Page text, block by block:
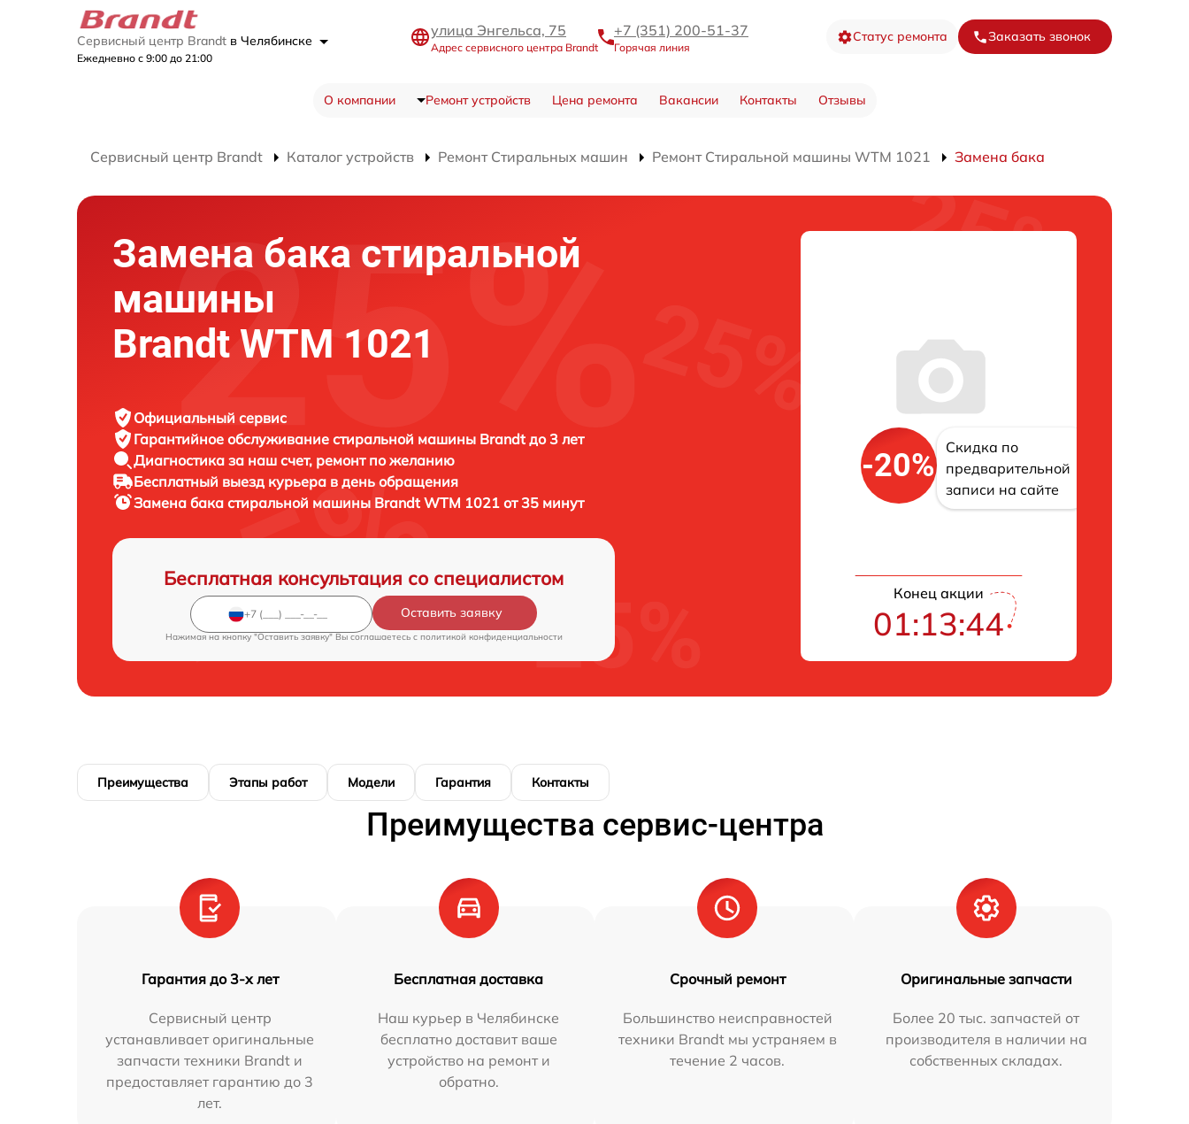
Сервисный центр Brandt в Челябинске
Ежедневно с 9:00 до 21:00
улица Энгельса, 75
Адрес сервисного центра Brandt
+7 (351) 200-51-37
Горячая линия
Статус ремонта Заказать звонок
О компании Ремонт устройств Цена ремонта Вакансии Контакты Отзывы
Сервисный центр Brandt Каталог устройств Ремонт Стиральных машин Ремонт Стиральной машины WTM 1021 Замена бака
Замена бака стиральной
машины
Brandt WTM 1021
Официальный сервис
Гарантийное обслуживание стиральной машины Brandt до 3 лет
Диагностика за наш счет, ремонт по желанию
Бесплатный выезд курьера в день обращения
Замена бака стиральной машины Brandt WTM 1021 от 35 минут
Бесплатная консультация со специалистом
Оставить заявку
Нажимая на кнопку "Оставить заявку" Вы соглашаетесь c политикой конфиденциальности
-20%
Скидка по
предварительной
записи на сайте
Конец акции
01:13:43
Преимущества Этапы работ Модели Гарантия Контакты
Преимущества сервис-центра
Гарантия до 3-х лет
Сервисный центр
устанавливает оригинальные
запчасти техники Brandt и
предоставляет гарантию до 3
лет.
Бесплатная доставка
Наш курьер в Челябинске
бесплатно доставит ваше
устройство на ремонт и
обратно.
Срочный ремонт
Большинство неисправностей
техники Brandt мы устраняем в
течение 2 часов.
Оригинальные запчасти
Более 20 тыс. запчастей от
производителя в наличии на
собственных складах.